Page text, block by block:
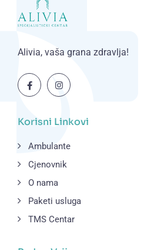
Alivia, vaša grana zdravlja!
Korisni Linkovi
Ambulante
Cjenovnik
O nama
Paketi usluga
TMS Centar